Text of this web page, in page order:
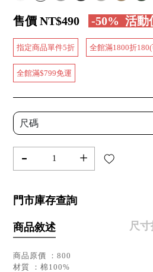
售價 NT$490 -50% 活動
指定商品單件5折 全館滿1800折
全館滿$799免運
尺碼
- +
門市庫存查詢
商品敘述 尺
商品原價 ：800
材質 ：棉100%